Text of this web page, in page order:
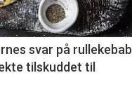
svar på rullekebab
tilskuddet til